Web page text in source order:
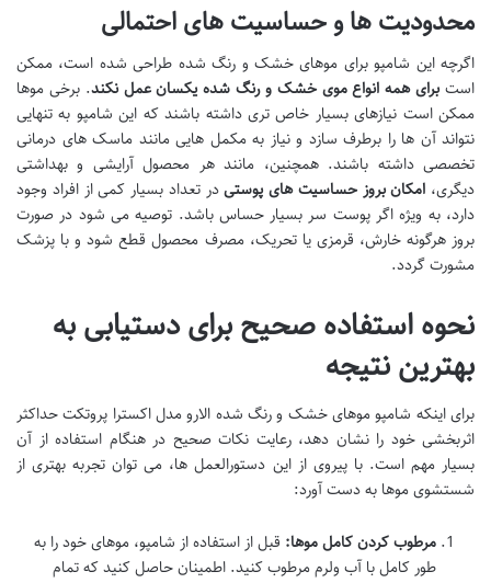
محدودیت ها و حساسیت های احتمالی
اگرچه این شامپو برای موهای خشک و رنگ شده طراحی شده است، ممکن
است برای همه انواع موی خشک و رنگ شده یکسان عمل نکند. برخی موها
ممکن است نیازهای بسیار خاص تری داشته باشند که این شامپو به تنهایی
نتواند آن ها را برطرف سازد و نیاز به مکمل هایی مانند ماسک های درمانی
تخصصی داشته باشند. همچنین، مانند هر محصول آرایشی و بهداشتی
دیگری، امکان بروز حساسیت های پوستیدر تعداد بسیار کمی از افراد وجود
دارد، به ویژه اگر پوست سر بسیار حساس باشد. توصیه می شود در صورت
بروز هرگونه خارش، قرمزی یا تحریک، مصرف محصول قطع شود و با پزشک
مشورت گردد.
نحوه استفاده صحیح برای دستیابی به
بهترین نتیجه
برای اینکه شامپو موهای خشک و رنگ شده الارو مدل اکسترا پروتکت حداکثر
اثربخشی خود را نشان دهد، رعایت نکات صحیح در هنگام استفاده از آن
بسیار مهم است. با پیروی از این دستورالعمل ها، می توان تجربه بهتری از
شستشوی موها به دست آورد:
مرطوب کردن کامل موها: قبل از استفاده از شامپو، موهای خود را به
طور کامل با آب ولرم مرطوب کنید. اطمینان حاصل کنید که تمام